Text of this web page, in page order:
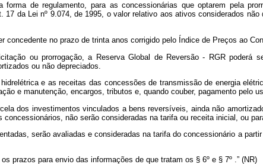
forma de regulamento, para as concessionárias que optarem pela
17 da Lei nº 9.074, de 1995, o valor relativo aos ativos considerados
concedente no prazo de trinta anos corrigido pelo Índice de Preços ao
ou prorrogação, a Reserva Global de Reversão - RGR poderá
ou não depreciados.
e as receitas das concessões de transmissão de energia
e manutenção, encargos, tributos e, quando couber, pagamento pelo
dos investimentos vinculados a bens reversíveis, ainda não
não serão consideradas na tarifa ou receita inicial, ou
serão avaliadas e consideradas na tarifa do concessionário a
prazos para envio das informações de que tratam os § 6º e § 7º .” (NR)